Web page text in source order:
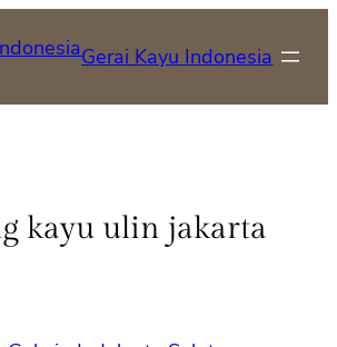
Gerai Kayu Indonesia
kayu ulin jakarta